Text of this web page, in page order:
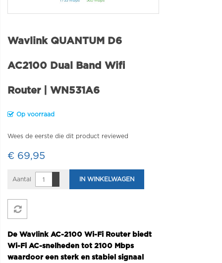
Wavlink QUANTUM D6
AC2100 Dual Band Wifi
Router | WN531A6
Op voorraad
Wees de eerste die dit product reviewed
€ 69,95
Aantal IN WINKELWAGEN
De Wavlink AC-2100 Wi-Fi Router biedt
Wi-Fi AC-snelheden tot 2100 Mbps
waardoor een sterk en stabiel signaal